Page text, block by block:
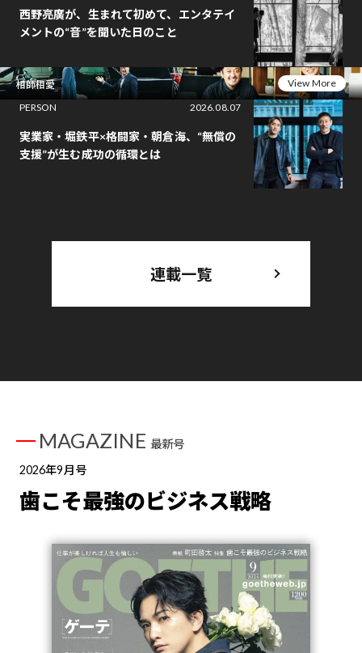
西野亮廣が、生まれて初めて、エンタテイ
メントの“音”を聞いた日のこと
相師相愛
View More
PERSON
2026.08.07
実業家・堀鉄平×格闘家・朝倉海、“無償の
支援”が生む成功の循環とは
連載一覧
MAGAZINE 最新号
2026年9月号
歯こそ最強のビジネス戦略